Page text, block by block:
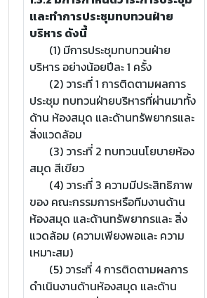
และทำการประชุมทบทวนฝ่าย
บริหาร ดังนี้
(1) มีการประชุมทบทวนฝ่าย
บริหาร อย่างน้อยปีละ 1 ครั้ง
(2) วาระที่ 1 การติดตามผลการ
ประชุม ทบทวนฝ่ายบริหารที่ผ่านมาทั้ง
ด้าน ห้องสมุด และด้านทรัพยากรและ
สิ่งแวดล้อม
(3) วาระที่ 2 ทบทวนนโยบายห้อง
สมุด สีเขียว
(4) วาระที่ 3 ความมีประสิทธิภาพ
ของ คณะกรรมการหรือทีมงานด้าน
ห้องสมุด และด้านทรัพยากรและ สิ่ง
แวดล้อม (ความเพียงพอและ ความ
เหมาะสม)
(5) วาระที่ 4 การติดตามผลการ
ดำเนินงานด้านห้องสมุด และด้าน